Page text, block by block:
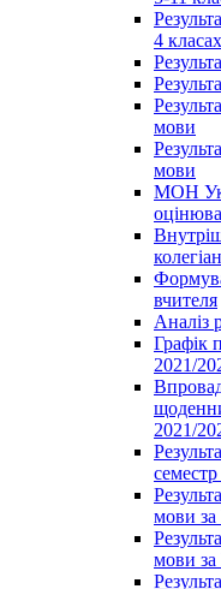
4 класах
мови
мови
МОН
вчителя
Аналіз
Графік
2021/
2021/
мови за
мови за